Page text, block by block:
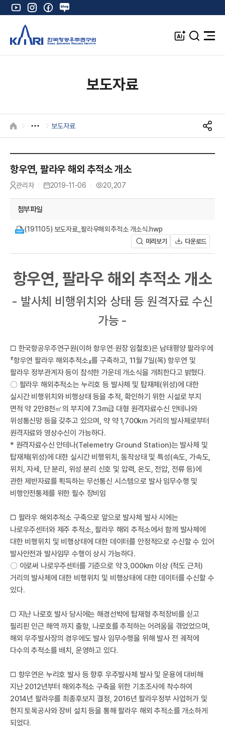
유
튜
인
스
타
그
램
페
이
북
네
이
블
로
K
A
R
I
한
A
검
전
보도자료
HOME 보도자료
S
N
항우연, 팔라우 해외 추적소 개소
작
성
관리자
등
록
2019-11-06
조
회
20,207
첨부파일
(191105) 보도자료_팔라우해외추적소 개소식.hwp
미리보기 다운로드
항우연, 팔라우 해외 추적소 개소
- 발사체 비행위치와 상태 등 원격자료 수신
가능 -
□ 한국항공우주연구원(이하 항우연·원장 임철호)은 남태평양 팔라우에
『항우연 팔라우 해외추적소』를 구축하고, 11월 7일(목) 항우연 및
팔라우 정부관계자 등이 참석한 가운데 개소식을 개최한다고 밝혔다.
〇 팔라우 해외추적소는 누리호 등 발사체 및 탑재체(위성)에 대한
실시간 비행위치와 비행상태 등을 추적, 확인하기 위한 시설로 부지
면적 약 2만8천㎡의 부지에 7.3m급 대형 원격자료수신 안테나와
위성통신망 등을 갖추고 있으며, 약 약 1,700km 거리의 발사체로부터
원격자료와 영상수신이 가능하다.
* 원격자료수신 안테나(Telemetry Ground Station)는 발사체 및
탑재체(위성)에 대한 실시간 비행위치, 동작상태 및 특성(속도, 가속도,
위치, 자세, 단 분리, 위성 분리 신호 및 압력, 온도, 전압, 전류 등)에
관한 제반자료를 획득하는 무선통신 시스템으로 발사 임무수행 및
비행안전통제를 위한 필수 장비임
□ 팔라우 해외추적소 구축으로 앞으로 발사체 발사 시에는
나로우주센터와 제주 추적소, 팔라우 해외 추적소에서 함께 발사체에
대한 비행위치 및 비행상태에 대한 데이터를 안정적으로 수신할 수 있어
발사안전과 발사임무 수행이 상시 가능하다.
〇 이로써 나로우주센터를 기준으로 약 3,000km 이상 (적도 근처)
거리의 발사체에 대한 비행위치 및 비행상태에 대한 데이터를 수신할 수
있다.
□ 지난 나로호 발사 당시에는 해경선박에 탑재형 추적장비를 싣고
필리핀 인근 해역 까지 출항, 나로호를 추적하는 어려움을 겪었었으며,
해외 우주발사장의 경우에도 발사 임무수행을 위해 발사 전 궤적에
다수의 추적소를 배치, 운영하고 있다.
□ 항우연은 누리호 발사 등 향후 우주발사체 발사 및 운용에 대비해
지난 2012년부터 해외추적소 구축을 위한 기초조사에 착수하여
2014년 팔라우를 최종후보지 결정, 2016년 팔라우정부 사업허가 및
현지 토목공사와 장비 설치 등을 통해 팔라우 해외 추적소를 개소하게
되었다.